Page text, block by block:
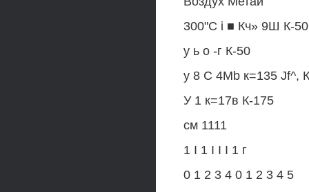
300"С і ■ Кч» 9Ш К-50
у ь о -г К-50
у 8 С 4Mb к=135 Jf^,
У 1 к=17в К-175
см 1111
1 I 1 I I I 1 г
0 1 2 3 4 0 1 2 3 4 5